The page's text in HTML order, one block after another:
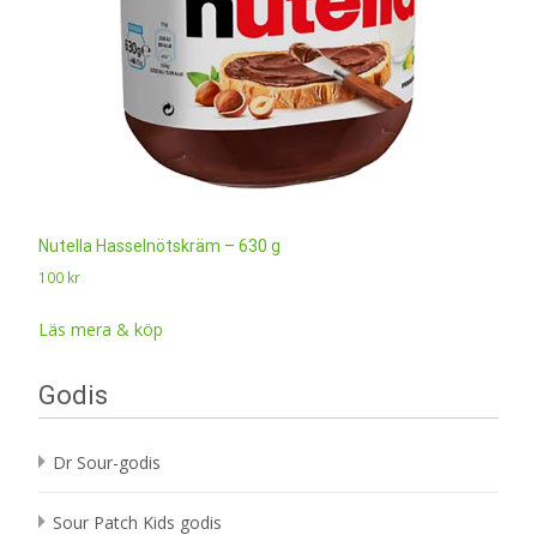
Nutella Hasselnötskräm – 630 g
100 kr
Läs mera & köp
Godis
Dr Sour-godis
Sour Patch Kids godis